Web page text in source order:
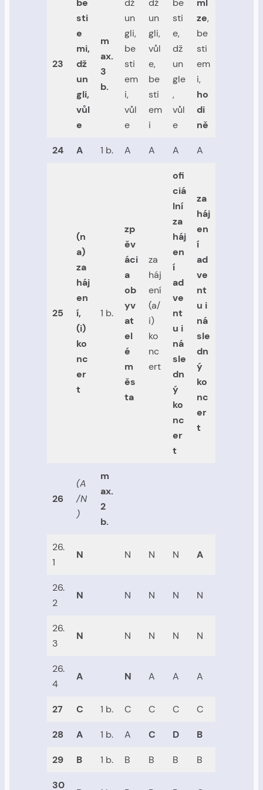
23
sti
e
mi,
dž
un
gli,
vůl
e
m
ax.
3
b.
un
gli,
be
sti
em
i,
vůl
e
un
gli,
vůl
e,
be
sti
em
i
sti
e,
dž
un
gle
,
vůl
e
ze,
be
sti
em
i,
ho
di
ně
24 A 1 b. A A A A
25
(n
a)
za
háj
en
í,
(i)
ko
nc
er
t
1 b.
zp
ěv
áci
a
ob
yv
at
el
é
m
ěs
ta
za
háj
ení
(a/
i)
ko
nc
ert
ofi
ciá
lní
za
háj
en
í
ad
ve
nt
u i
ná
sle
dn
ý
ko
nc
er
t
za
háj
en
í
ad
ve
nt
u i
ná
sle
dn
ý
ko
nc
er
t
26
(A
/N
)
m
ax.
2
b.
26.
1
N N N N A
26.
2
N N N N N
26.
3
N N N N N
26.
4
A N A A A
27 C 1 b. C C C C
28 A 1 b. A C D B
29 B 1 b. B B B B
30